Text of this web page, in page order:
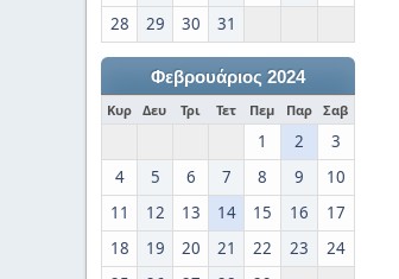
28
29 30 31
Φεβρουάριος 2024
Κυρ Δευ Τρι Τετ Πεμ Παρ Σαβ
1 2
3
4
5 6 7 8 9
10
11
12 13 14 15 16
17
18
19 20 21 22 23
24